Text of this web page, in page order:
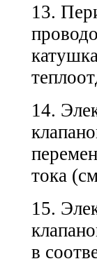
13.
14.
тока
15.
в